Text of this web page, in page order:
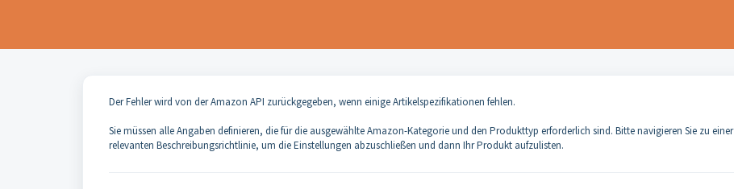
Der Fehler wird von der Amazon API zurückgegeben, wenn einige Artikelspezifikationen fehlen.
Sie müssen alle Angaben definieren, die für die ausgewählte Amazon-Kategorie und den Produkttyp erforderlich sind. Bitte navigieren Sie zu einer
relevanten Beschreibungsrichtlinie, um die Einstellungen abzuschließen und dann Ihr Produkt aufzulisten.